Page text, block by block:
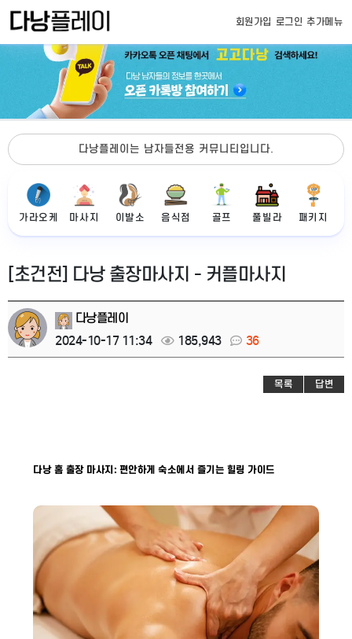
회원가입 로그인 추가메뉴
다낭플레이는 남자들전용 커뮤니티입니다.
가라오케 마사지 이발소 음식점 골프 풀빌라 패키지
[초건전] 다낭 출장마사지 - 커플마사지
다낭플레이
2024-10-17 11:34
185,943 36
목록 답변
다낭 홈 출장 마사지: 편안하게 숙소에서 즐기는 힐링 가이드